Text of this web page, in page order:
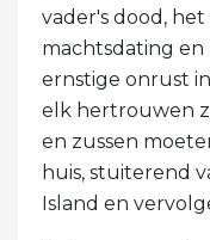
vader's dood,
machtsdating
ernstige onrust
elk hertrouwen
en zussen
huis, stuiterend
Island en